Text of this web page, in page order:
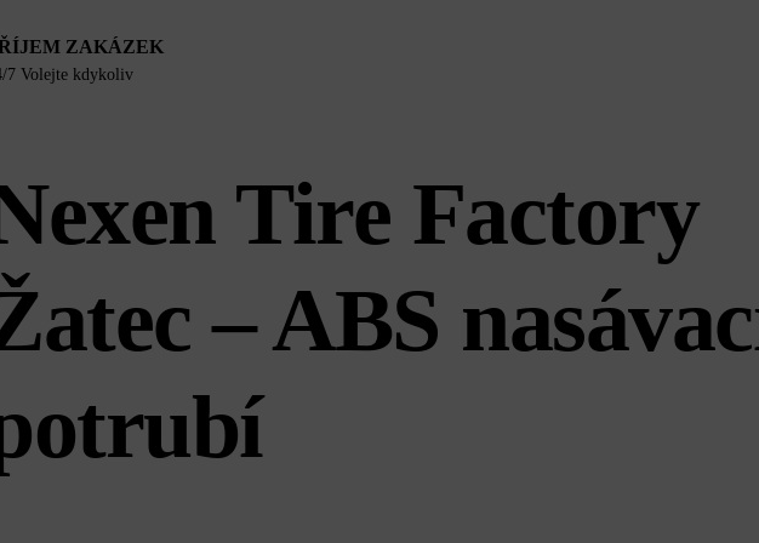
ZAKÁZEK
7 Volejte kdykoliv
Tire Factory
– ABS